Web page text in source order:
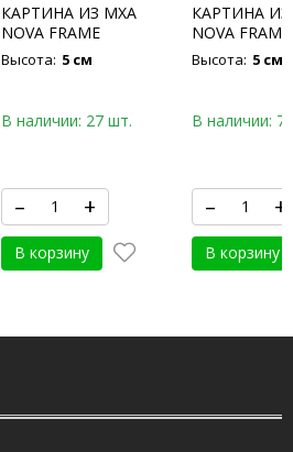
КАРТИНА ИЗ МХА
NOVA FRAME
ANTHRACITE-
CONCRETE 100% FLAT
Высота: 5 см
В наличии: 27 шт.
– +
В корзину
КАРТИНА
NOVA
CONCRETE
MOSS
Высота: 5 см
В наличии:
– +
В корзину